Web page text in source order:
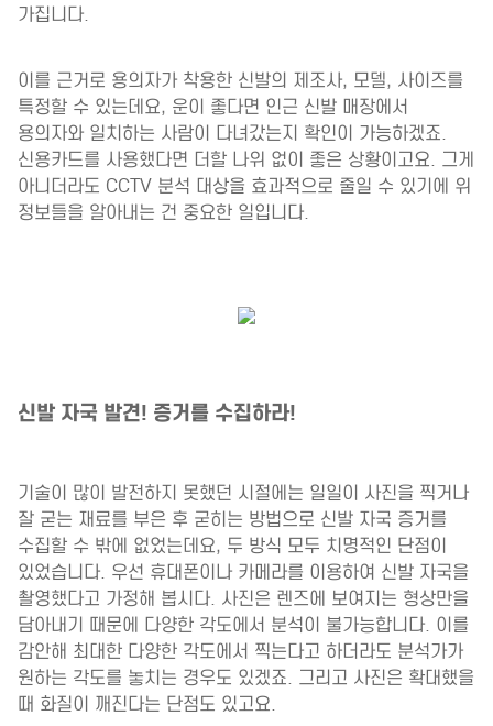
가집니다.
이를 근거로 용의자가 착용한 신발의 제조사, 모델, 사이즈를
특정할 수 있는데요, 운이 좋다면 인근 신발 매장에서
용의자와 일치하는 사람이 다녀갔는지 확인이 가능하겠죠.
신용카드를 사용했다면 더할 나위 없이 좋은 상황이고요. 그게
아니더라도 CCTV 분석 대상을 효과적으로 줄일 수 있기에 위
정보들을 알아내는 건 중요한 일입니다.
신발 자국 발견! 증거를 수집하라!
기술이 많이 발전하지 못했던 시절에는 일일이 사진을 찍거나
잘 굳는 재료를 부은 후 굳히는 방법으로 신발 자국 증거를
수집할 수 밖에 없었는데요, 두 방식 모두 치명적인 단점이
있었습니다. 우선 휴대폰이나 카메라를 이용하여 신발 자국을
촬영했다고 가정해 봅시다. 사진은 렌즈에 보여지는 형상만을
담아내기 때문에 다양한 각도에서 분석이 불가능합니다. 이를
감안해 최대한 다양한 각도에서 찍는다고 하더라도 분석가가
원하는 각도를 놓치는 경우도 있겠죠. 그리고 사진은 확대했을
때 화질이 깨진다는 단점도 있고요.